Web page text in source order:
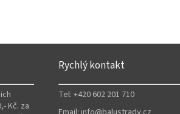
Kč. za
Rychlý kontakt
Tel: +420 602 201 710